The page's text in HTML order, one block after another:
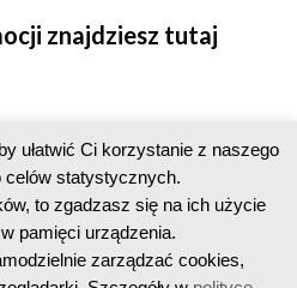
znajdziesz tutaj
ułatwić Ci korzystanie z naszego
celów statystycznych.
to zgadzasz się na ich użycie
pamięci urządzenia.
zarządzać cookies,